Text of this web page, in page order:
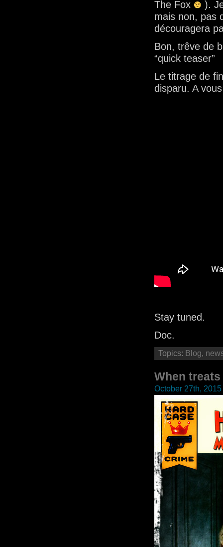
The Fox
).
mais non, pas
découragera
Bon, trêve de
“quick teaser”
Le titrage de
disparu. A
Stay tuned.
Doc.
Topics: Blog,
When
October 27th, 2015